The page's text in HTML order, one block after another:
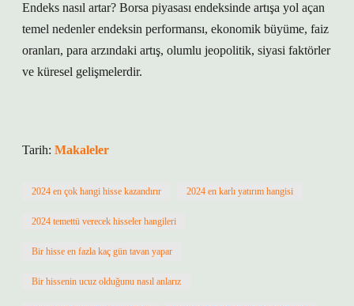
Endeks nasıl artar? Borsa piyasası endeksinde artışa yol açan
temel nedenler endeksin performansı, ekonomik büyüme, faiz
oranları, para arzındaki artış, olumlu jeopolitik, siyasi faktörler
ve küresel gelişmelerdir.
Tarih: Makaleler
2024 en çok hangi hisse kazandırır 2024 en karlı yatırım hangisi
2024 temettü verecek hisseler hangileri
Bir hisse en fazla kaç gün tavan yapar
Bir hissenin ucuz olduğunu nasıl anlarız